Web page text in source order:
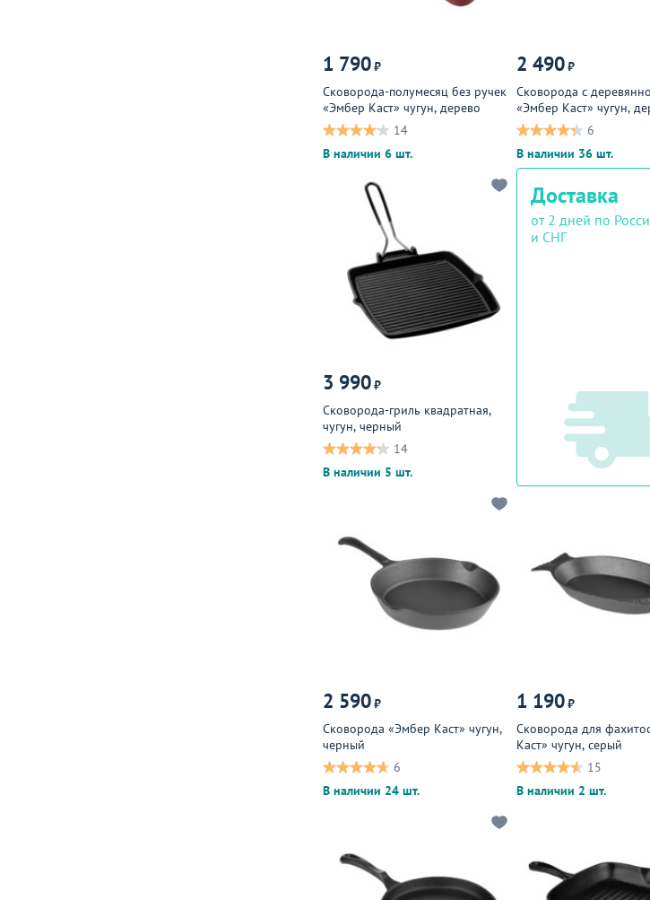
1 790₽
Сковорода-полумесяц без ручек
«Эмбер Каст» чугун, дерево
14
В наличии 6 шт.
2 490₽
Сковорода с
«Эмбер Каст» чугун,
черный,темное дерево
6
В наличии 36 шт.
3 990₽
Сковорода-гриль квадратная,
чугун, черный
14
В наличии 5 шт.
Доставка
от 2 дней по
и СНГ
2 590₽
Сковорода «Эмбер Каст» чугун,
черный
6
В наличии 24 шт.
1 190₽
Сковорода для
Каст» чугун, серый
15
В наличии 2 шт.